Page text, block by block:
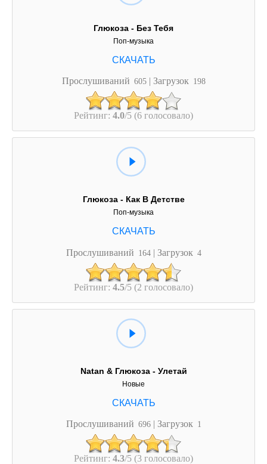
Глюкоза - Без Тебя
Поп-музыка
Прослушиваний 605 | Загрузок 198
Рейтинг: 4.0/5 (6 голосовало)
Глюкоза - Как В Детстве
Поп-музыка
Прослушиваний 164 | Загрузок 4
Рейтинг: 4.5/5 (2 голосовало)
Natan & Глюкоза - Улетай
Новые
Прослушиваний 696 | Загрузок 1
Рейтинг: 4.3/5 (3 голосовало)